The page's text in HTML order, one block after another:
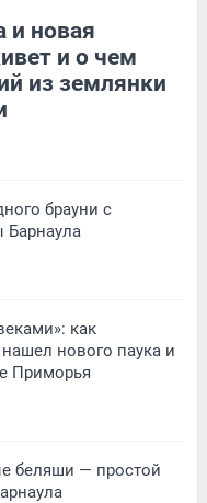
и новая
и о чем
из землянки
брауни с
Барнаула
как
нового паука и
Приморья
беляши — простой